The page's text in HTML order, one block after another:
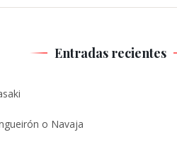
Entradas recientes
o Navaja